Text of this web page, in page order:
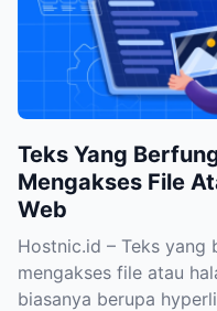
Teks Yang
Mengakses File
Web
Hostnic.id – Teks yang
mengakses file atau
biasanya berupa